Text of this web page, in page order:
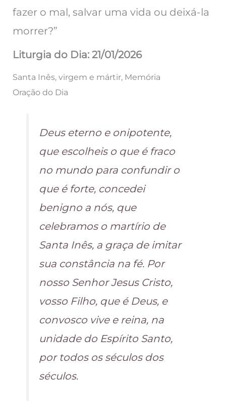
fazer o mal, salvar uma vida ou deixá-la
morrer?”
Liturgia do Dia: 21/01/2026
Santa Inês, virgem e mártir, Memória
Oração do Dia
Deus eterno e onipotente,
que escolheis o que é fraco
no mundo para confundir o
que é forte, concedei
benigno a nós, que
celebramos o martírio de
Santa Inês, a graça de imitar
sua constância na fé. Por
nosso Senhor Jesus Cristo,
vosso Filho, que é Deus, e
convosco vive e reina, na
unidade do Espírito Santo,
por todos os séculos dos
séculos.